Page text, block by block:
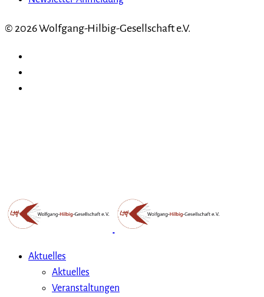
© 2026 Wolfgang-Hilbig-Gesellschaft e.V.
Aktuelles
Aktuelles
Veranstaltungen